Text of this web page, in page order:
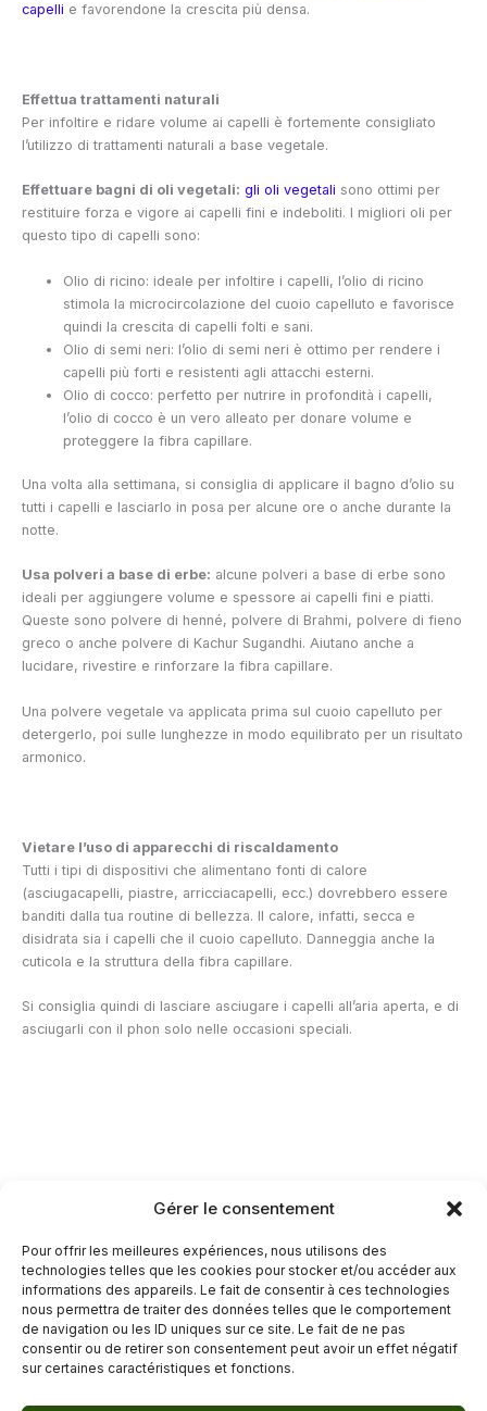
Gérer le consentement
Pour offrir les meilleures expériences, nous utilisons des
technologies telles que les cookies pour stocker et/ou accéder aux
informations des appareils. Le fait de consentir à ces technologies
nous permettra de traiter des données telles que le comportement
de navigation ou les ID uniques sur ce site. Le fait de ne pas
consentir ou de retirer son consentement peut avoir un effet négatif
sur certaines caractéristiques et fonctions.
capelli e favorendone la crescita più densa.
Effettua trattamenti naturali
Per infoltire e ridare volume ai capelli è fortemente consigliato
l’utilizzo di trattamenti naturali a base vegetale.
Effettuare bagni di oli vegetali: gli oli vegetali sono ottimi per
restituire forza e vigore ai capelli fini e indeboliti. I migliori oli per
questo tipo di capelli sono:
Olio di ricino: ideale per infoltire i capelli, l’olio di ricino
stimola la microcircolazione del cuoio capelluto e favorisce
quindi la crescita di capelli folti e sani.
Olio di semi neri: l’olio di semi neri è ottimo per rendere i
capelli più forti e resistenti agli attacchi esterni.
Olio di cocco: perfetto per nutrire in profondità i capelli,
l’olio di cocco è un vero alleato per donare volume e
proteggere la fibra capillare.
Una volta alla settimana, si consiglia di applicare il bagno d’olio su
tutti i capelli e lasciarlo in posa per alcune ore o anche durante la
notte.
Usa polveri a base di erbe: alcune polveri a base di erbe sono
ideali per aggiungere volume e spessore ai capelli fini e piatti.
Queste sono polvere di henné, polvere di Brahmi, polvere di fieno
greco o anche polvere di Kachur Sugandhi. Aiutano anche a
lucidare, rivestire e rinforzare la fibra capillare.
Una polvere vegetale va applicata prima sul cuoio capelluto per
detergerlo, poi sulle lunghezze in modo equilibrato per un risultato
armonico.
Vietare l’uso di apparecchi di riscaldamento
Tutti i tipi di dispositivi che alimentano fonti di calore
(asciugacapelli, piastre, arricciacapelli, ecc.) dovrebbero essere
banditi dalla tua routine di bellezza. Il calore, infatti, secca e
disidrata sia i capelli che il cuoio capelluto. Danneggia anche la
cuticola e la struttura della fibra capillare.
Si consiglia quindi di lasciare asciugare i capelli all’aria aperta, e di
asciugarli con il phon solo nelle occasioni speciali.
Guarda il nostro video sulle 9 migliori vitamine per i capelli:
←Articolo precedente Articolo successivo→